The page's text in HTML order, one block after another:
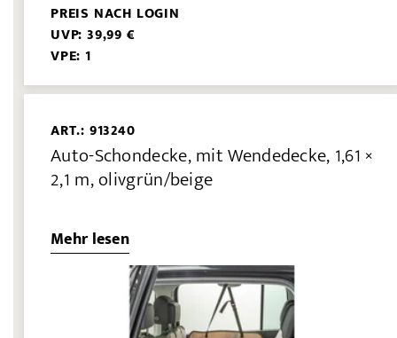
PREIS NACH LOGIN
UVP: 39,99 €
VPE: 1
ART.: 913240
Auto-Schondecke, mit Wendedecke, 1,61 ×
2,1 m, olivgrün/beige
Mehr lesen